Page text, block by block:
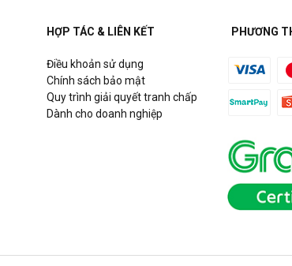
Giấy, Hà Nội
HỢP TÁC & LIÊN KẾT
Điều khoản sử dụng
Chính sách bảo mật
Quy trình giải quyết tranh chấp
Dành cho doanh nghiệp
PHƯƠNG